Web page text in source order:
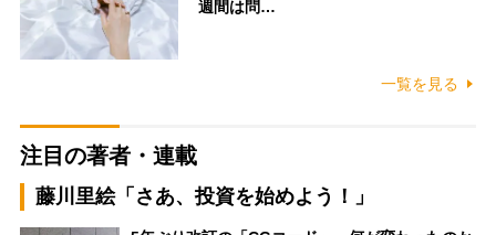
週間は問…
一覧を見る
注目の著者・連載
藤川里絵「さあ、投資を始めよう！」